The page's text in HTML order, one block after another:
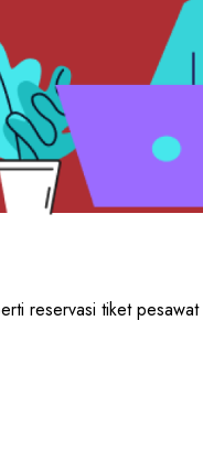
reservasi tiket